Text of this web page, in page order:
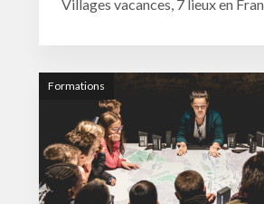
Villages vacances, 7 lieux en
Formations